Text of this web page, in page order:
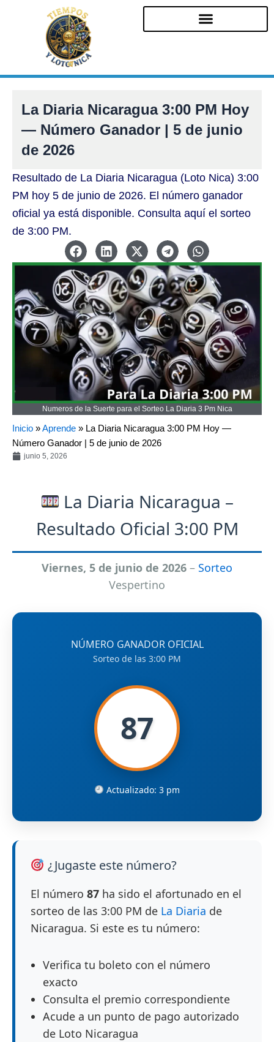
La Diaria Nicaragua 3:00 PM Hoy
— Número Ganador | 5 de junio
de 2026
Resultado de La Diaria Nicaragua (Loto Nica) 3:00
PM hoy 5 de junio de 2026. El número ganador
oficial ya está disponible. Consulta aquí el sorteo
de 3:00 PM.
Numeros de la Suerte para el Sorteo La Diaria 3 Pm Nica
Inicio »Aprende » La Diaria Nicaragua 3:00 PM Hoy —
Número Ganador | 5 de junio de 2026
junio 5, 2026
La Diaria Nicaragua –
Resultado Oficial 3:00 PM
Viernes, 5 de junio de 2026 – Sorteo
Vespertino
NÚMERO GANADOR OFICIAL
Sorteo de las 3:00 PM
87
Actualizado: 3 pm
¿Jugaste este número?
El número 87 ha sido el afortunado en el
sorteo de las 3:00 PM de La Diaria de
Nicaragua. Si este es tu número:
Verifica tu boleto con el número
exacto
Consulta el premio correspondiente
Acude a un punto de pago autorizado
de Loto Nicaragua